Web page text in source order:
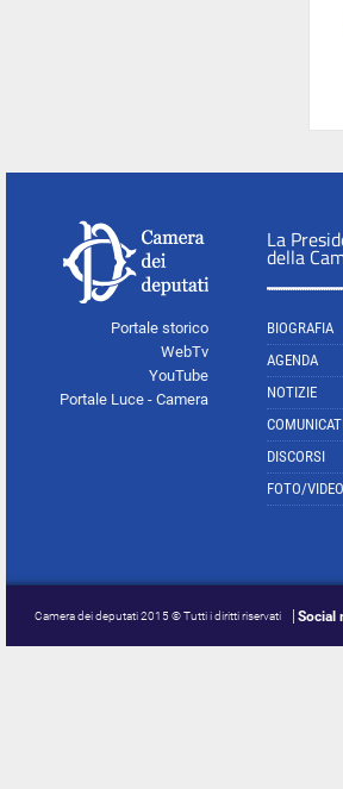
Portale storico
WebTv
YouTube
Portale Luce - Camera
La
della
BIOGRAFIA
AGENDA
NOTIZIE
DISCORSI
FOTO/VIDEO
Camera dei deputati 2015 © Tutti i diritti riservati Social